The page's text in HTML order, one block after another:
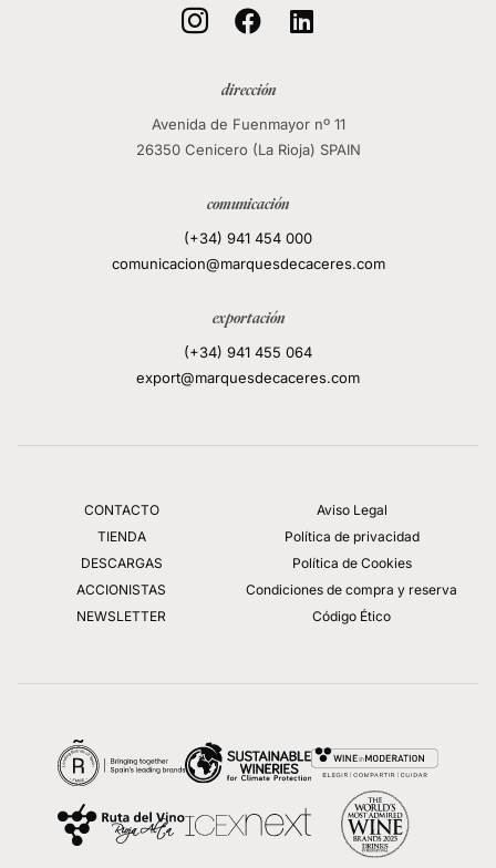
  
dirección
Avenida de Fuenmayor nº 11
26350 Cenicero (La Rioja) SPAIN
comunicación
(+34) 941 454 000
comunicacion@marquesdecaceres.com
exportación
(+34) 941 455 064
export@marquesdecaceres.com
CONTACTO
TIENDA
DESCARGAS
ACCIONISTAS
NEWSLETTER
Aviso Legal
Política de privacidad
Política de Cookies
Condiciones de compra y reserva
Código Ético